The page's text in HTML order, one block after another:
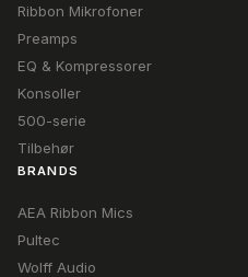
Ribbon Mikrofoner
Preamps
EQ & Kompressorer
Konsoller
500-serie
Tilbehør
BRANDS
AEA Ribbon Mics
Pultec
Wolff Audio